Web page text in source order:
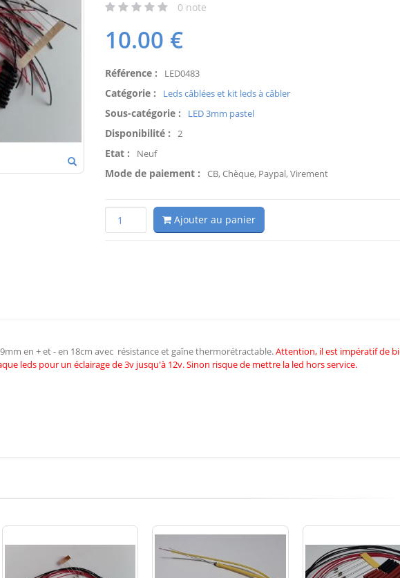
0 note
10.00 €
Référence : LED0483
Catégorie : Leds câblées et kit leds à câbler
Sous-catégorie : LED 3mm pastel
Disponibilité : 2
Etat : Neuf
Mode de paiement : CB, Chèque, Paypal, Virement
Ajouter au panier
en + et - en 18cm avec résistance et gaîne thermorétractable.Attention, il est impératif de
leds pour un éclairage de 3v jusqu'à 12v. Sinon risque de mettre la led hors service.